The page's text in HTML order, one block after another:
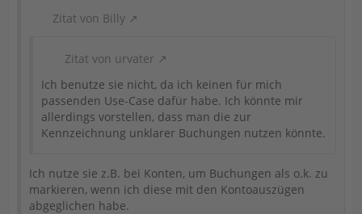
Zitat von Billy
Zitat von urvater
Ich benutze sie nicht, da ich keinen für mich
passenden Use-Case dafür habe. Ich könnte mir
allerdings vorstellen, dass man die zur
Kennzeichnung unklarer Buchungen nutzen könnte.
Ich nutze sie z.B. bei Konten, um Buchungen als o.k. zu
markieren, wenn ich diese mit den Kontoauszügen
abgeglichen habe.